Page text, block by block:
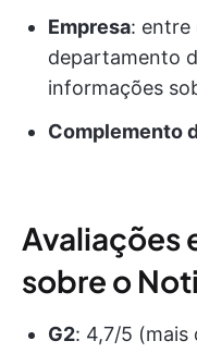
Empresa: entre
departamento
informações
Complemento
Avaliações
sobre o
G2: 4,7/5 (mais